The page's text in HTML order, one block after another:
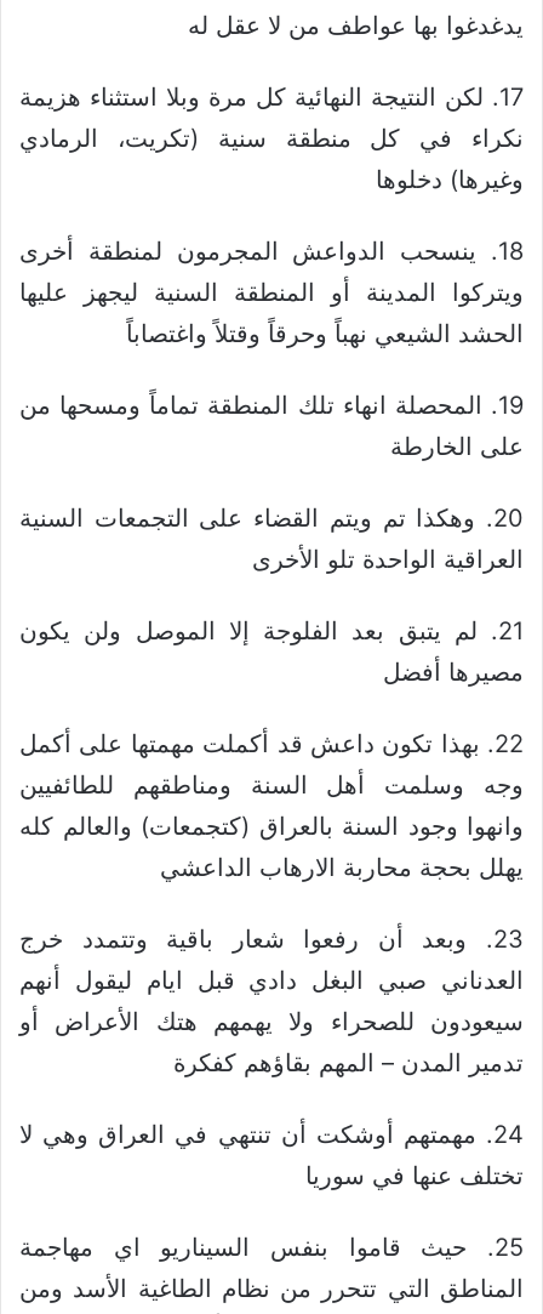
يدغدغوا بها عواطف من لا عقل له
17. لكن النتيجة النهائية كل مرة وبلا استثناء هزيمة
نكراء في كل منطقة سنية (تكريت، الرمادي
وغيرها) دخلوها
18. ينسحب الدواعش المجرمون لمنطقة أخرى
ويتركوا المدينة أو المنطقة السنية ليجهز عليها
الحشد الشيعي نهباً وحرقاً وقتلاً واغتصاباً
19. المحصلة انهاء تلك المنطقة تماماً ومسحها من
على الخارطة
20. وهكذا تم ويتم القضاء على التجمعات السنية
العراقية الواحدة تلو الأخرى
21. لم يتبق بعد الفلوجة إلا الموصل ولن يكون
مصيرها أفضل
22. بهذا تكون داعش قد أكملت مهمتها على أكمل
وجه وسلمت أهل السنة ومناطقهم للطائفيين
وانهوا وجود السنة بالعراق (كتجمعات) والعالم كله
يهلل بحجة محاربة الارهاب الداعشي
23. وبعد أن رفعوا شعار باقية وتتمدد خرج
العدناني صبي البغل دادي قبل ايام ليقول أنهم
سيعودون للصحراء ولا يهمهم هتك الأعراض أو
تدمير المدن – المهم بقاؤهم كفكرة
24. مهمتهم أوشكت أن تنتهي في العراق وهي لا
تختلف عنها في سوريا
25. حيث قاموا بنفس السيناريو اي مهاجمة
المناطق التي تتحرر من نظام الطاغية الأسد ومن